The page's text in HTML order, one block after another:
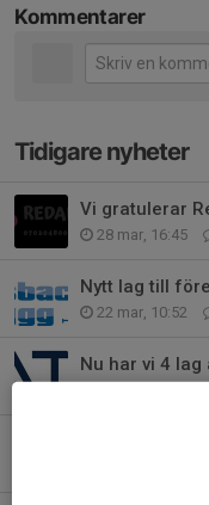
Kommentarer
Tidigare nyheter
28 mar, 16:45
Nytt lag till
22 mar, 10:52
Nu har vi 4
3:e